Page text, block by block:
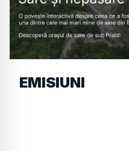
EMISIUNI